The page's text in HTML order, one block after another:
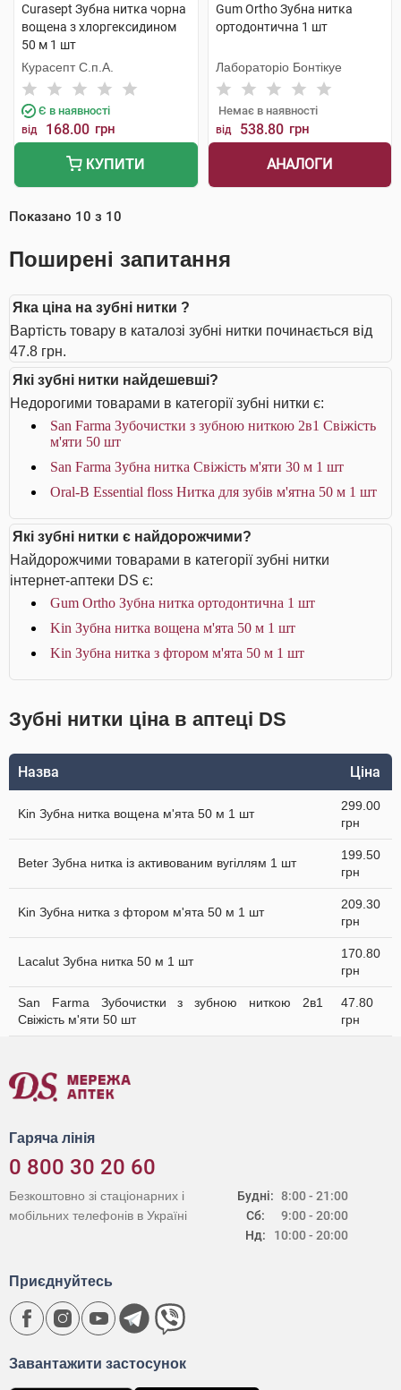
Curasept Зубна нитка чорна
вощена з хлоргексидином
50 м 1 шт
Курасепт С.п.А.
Є в наявності
від 168.00 грн
КУПИТИ
Gum Ortho Зубна нитка
ортодонтична 1 шт
Лабораторіо Бонтікуе
Немає в наявності
від 538.80 грн
АНАЛОГИ
Показано 10 з 10
Поширені запитання
Яка ціна на зубні нитки ?
Вартість товару в каталозі зубні нитки починається від
47.8 грн.
Які зубні нитки найдешевші?
Недорогими товарами в категорії зубні нитки є:
San Farma Зубочистки з зубною ниткою 2в1 Свіжість
м'яти 50 шт
San Farma Зубна нитка Свіжість м'яти 30 м 1 шт
Oral-B Essential floss Нитка для зубів м'ятна 50 м 1 шт
Які зубні нитки є найдорожчими?
Найдорожчими товарами в категорії зубні нитки
інтернет-аптеки DS є:
Gum Ortho Зубна нитка ортодонтична 1 шт
Kin Зубна нитка вощена м'ята 50 м 1 шт
Kin Зубна нитка з фтором м'ята 50 м 1 шт
Зубні нитки ціна в аптеці DS
Назва Ціна
Kin Зубна нитка вощена м'ята 50 м 1 шт
299.00
грн
Beter Зубна нитка із активованим вугіллям 1 шт
199.50
грн
Kin Зубна нитка з фтором м'ята 50 м 1 шт
209.30
грн
Lacalut Зубна нитка 50 м 1 шт
170.80
грн
San Farma Зубочистки з зубною ниткою 2в1
Свіжість м'яти 50 шт
47.80
грн
Гаряча лінія
0 800 30 20 60
Будні:
Сб:
Нд:
8:00 - 21:00
9:00 - 20:00
10:00 - 20:00
Безкоштовно зі стаціонарних і
мобільних телефонів в Україні
Завантажити застосунок
Приєднуйтесь